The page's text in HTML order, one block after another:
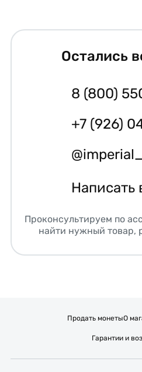
Остались
8 (800)
+7 (926)
Написать
Проконсультируем по
найти нужный товар,
Продать монетыО
Гарантии и